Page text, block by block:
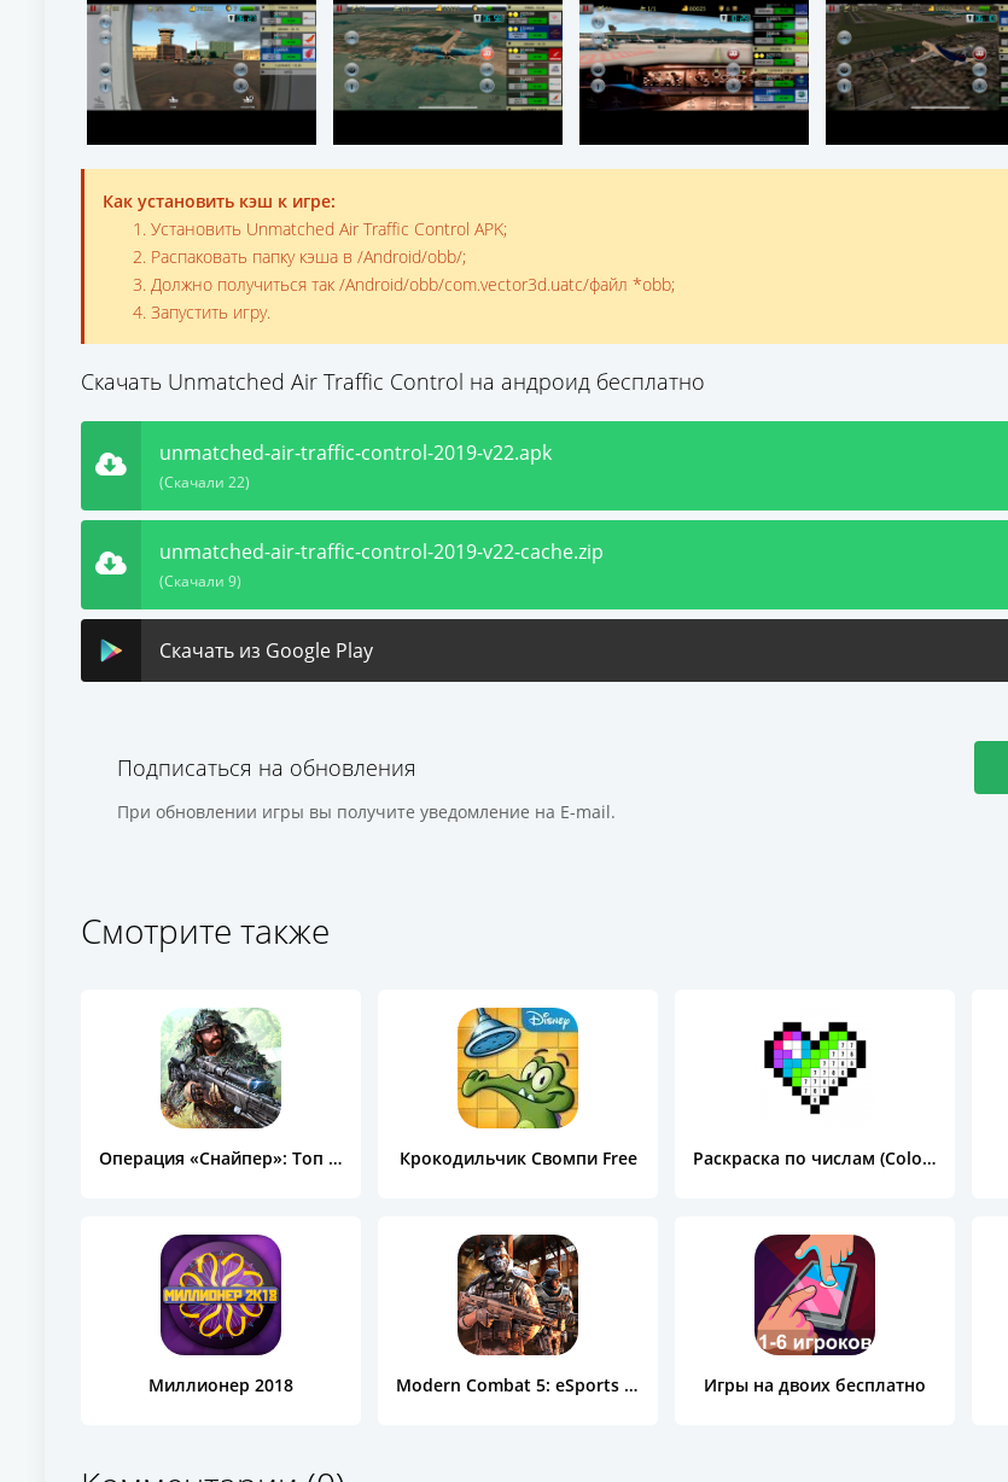
Как установить кэш к игре:
Установить Unmatched Air Traffic Control APK;
Распаковать папку кэша в /Android/obb/;
Должно получиться так /Android/obb/com.vector3d.uatc/файл *obb;
Запустить игру.
Скачать Unmatched Air Traffic Control на андроид бесплатно
unmatched-air-traffic-control-2019-v22.apk
(Скачали 22)
unmatched-air-traffic-control-2019-v22-cache.zip
(Скачали 9)
Скачать из Google Play
Подписаться на обновления
При обновлении игры вы получите уведомление на E-mail.
Смотрите также
Операция «Снайпер»: Топ 3D шутер Крокодильчик Свомпи Free Раскраска по числам (Color by Number)
Миллионер 2018 Modern Combat 5: eSports FPS Игры на двоих бесплатно